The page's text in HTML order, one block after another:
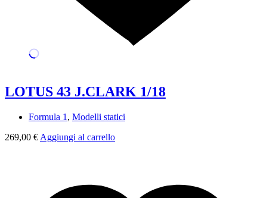
LOTUS 43 J.CLARK 1/18
Formula 1 , Modelli statici
269,00 € Aggiungi al carrello